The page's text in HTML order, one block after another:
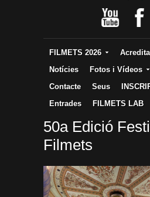
FILMETS 2026
Notícies
Fotos i Vídeos
Contacte
Seus
Entrades
FILMETS LAB
50a Edició
Filmets